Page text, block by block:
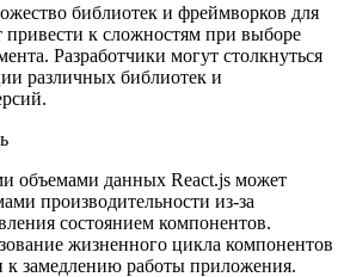
библиотек и фреймворков для
привести к сложностям при выборе
Разработчики могут столкнуться
различных библиотек и
объемами данных React.js может
производительности из-за
состоянием компонентов.
жизненного цикла компонентов
к замедлению работы приложения.